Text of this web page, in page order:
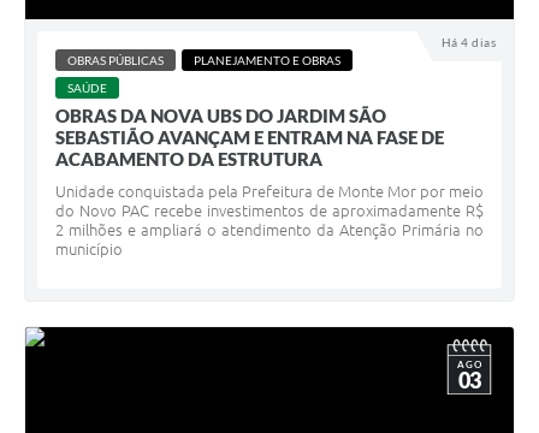
Há 4 dias
OBRAS PÚBLICAS
PLANEJAMENTO E OBRAS
SAÚDE
OBRAS DA NOVA UBS DO JARDIM SÃO
SEBASTIÃO AVANÇAM E ENTRAM NA FASE DE
ACABAMENTO DA ESTRUTURA
Unidade conquistada pela Prefeitura de Monte Mor por meio
do Novo PAC recebe investimentos de aproximadamente R$
2 milhões e ampliará o atendimento da Atenção Primária no
município
AGO
03